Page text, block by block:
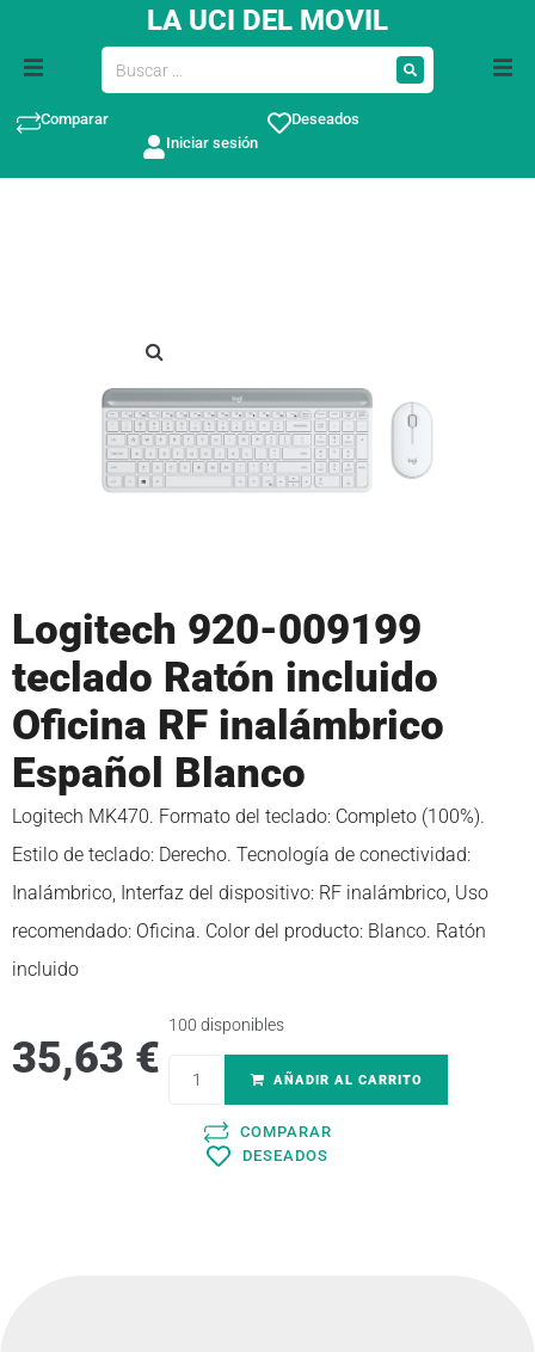
LA UCI DEL MOVIL
Comparar
Deseados
Iniciar sesión
Logitech 920-009199
teclado Ratón incluido
Oficina RF inalámbrico
Español Blanco
Logitech MK470. Formato del teclado: Completo (100%).
Estilo de teclado: Derecho. Tecnología de conectividad:
Inalámbrico, Interfaz del dispositivo: RF inalámbrico, Uso
recomendado: Oficina. Color del producto: Blanco. Ratón
incluido
35,63 €
100 disponibles
AÑADIR AL CARRITO
COMPARAR
DESEADOS